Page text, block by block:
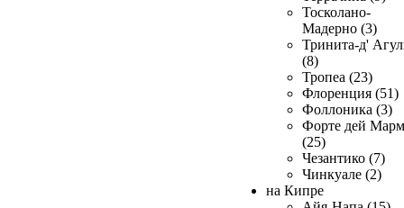
Тосколано-
Мадерно (3)
Тринита-д'
(8)
Тропеа (23)
Флоренция (51)
Фоллоника (3)
Форте дей
(25)
Чезантико (7)
Чинкуале (2)
на Кипре